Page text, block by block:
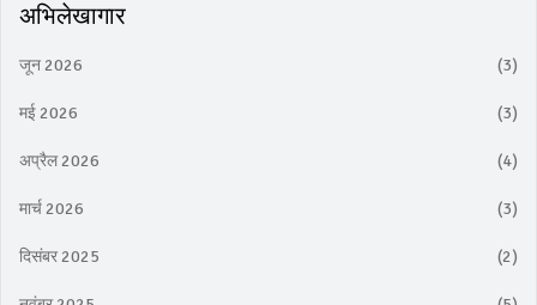
अभिलेखागार
जून 2026 (3)
मई 2026 (3)
अप्रैल 2026 (4)
मार्च 2026 (3)
दिसंबर 2025 (2)